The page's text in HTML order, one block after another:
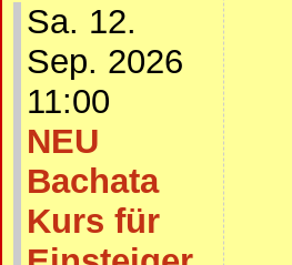
Sa. 12.
Sep. 2026
11:00
NEU
Bachata
Kurs für